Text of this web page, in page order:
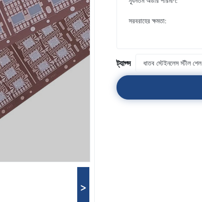
>
সরবরাহের ক্ষমতা:
ট্যাগ্স ধাতব স্টেইনলেস স্টীল শেল